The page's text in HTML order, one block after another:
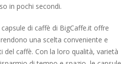
in pochi secondi.
di caffè di BigCaffe.it offre
una scelta conveniente e
del caffè. Con la loro qualità, varietà